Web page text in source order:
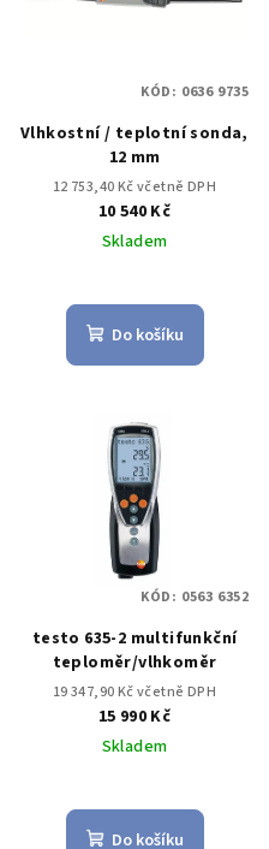
Vlhkostní / teplotní sonda,
12 mm
12 753,40 Kč včetně DPH
10 540 Kč
Skladem
Do košíku
KÓD: 0636 9735
testo 635-2 multifunkční
teploměr/vlhkoměr
19 347,90 Kč včetně DPH
15 990 Kč
Skladem
Do košíku
KÓD: 0563 6352